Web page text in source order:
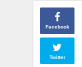
Facebook
Twitter